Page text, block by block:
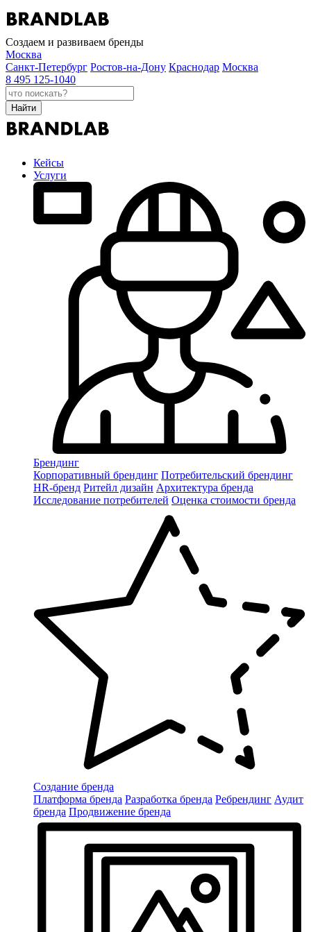
Создаем и развиваем бренды
Москва
Санкт-Петербург Ростов-на-Дону Краснодар Москва
8 495 125-1040
Найти
Кейсы
Услуги
Брендинг
Корпоративный брендинг Потребительский брендинг
НR-бренд Ритейл дизайн Архитектура бренда
Исследование потребителей Оценка стоимости бренда
Создание бренда
Платформа бренда Разработка бренда Ребрендинг Аудит
бренда Продвижение бренда